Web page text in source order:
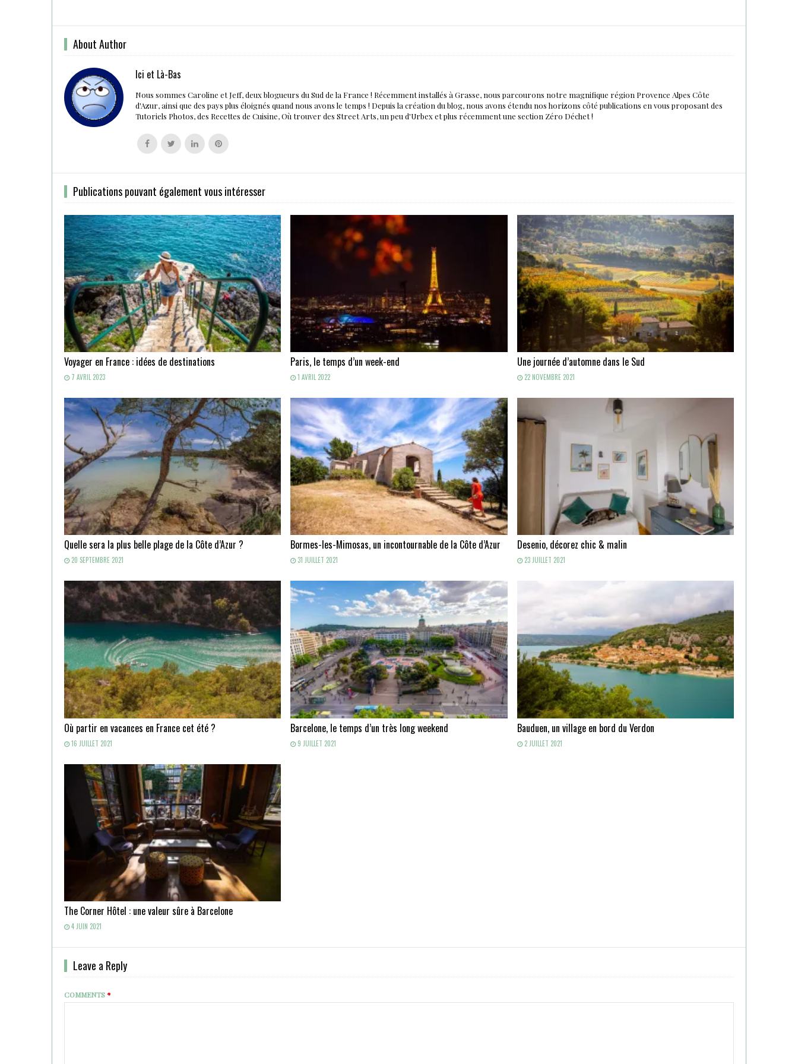
About Author
Ici et Là-Bas
Nous sommes Caroline et Jeff, deux blogueurs du Sud de la France ! Récemment installés à Grasse, nous parcourons notre magnifique région Provence Alpes Côte
d'Azur, ainsi que des pays plus éloignés quand nous avons le temps ! Depuis la création du blog, nous avons étendu nos horizons côté publications en vous proposant des
Tutoriels Photos, des Recettes de Cuisine, Où trouver des Street Arts, un peu d'Urbex et plus récemment une section Zéro Déchet !
Follow
us
Follow
us
Follow
us
Follow
us
Publications pouvant également vous intéresser
Voyager en France : idées de destinations
7 AVRIL 2023
Paris, le temps d’un week-end
1 AVRIL 2022
Une journée d’automne dans le Sud
22 NOVEMBRE 2021
Quelle sera la plus belle plage de la Côte d’Azur ?
20 SEPTEMBRE 2021
Bormes-les-Mimosas, un incontournable de la Côte d’Azur
31 JUILLET 2021
Desenio, décorez chic & malin
23 JUILLET 2021
Où partir en vacances en France cet été ?
16 JUILLET 2021
Barcelone, le temps d’un très long weekend
9 JUILLET 2021
Bauduen, un village en bord du Verdon
2 JUILLET 2021
The Corner Hôtel : une valeur sûre à Barcelone
4 JUIN 2021
Leave a Reply
COMMENTS*